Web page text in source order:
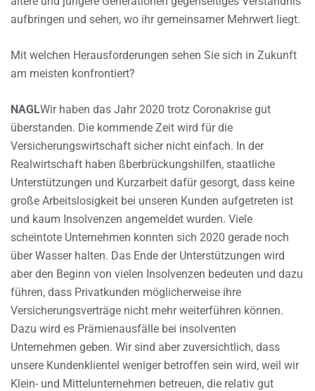
aufbringen und sehen, wo ihr gemeinsamer Mehrwert liegt.
Mit welchen Herausforderungen sehen Sie sich in Zukunft
am meisten konfrontiert?
NAGLWir haben das Jahr 2020 trotz Coronakrise gut
überstanden. Die kommende Zeit wird für die
Versicherungswirtschaft sicher nicht einfach. In der
Realwirtschaft haben ßberbrückungshilfen, staatliche
Unterstützungen und Kurzarbeit dafür gesorgt, dass keine
große Arbeitslosigkeit bei unseren Kunden aufgetreten ist
und kaum Insolvenzen angemeldet wurden. Viele
scheintote Unternehmen konnten sich 2020 gerade noch
über Wasser halten. Das Ende der Unterstützungen wird
aber den Beginn von vielen Insolvenzen bedeuten und dazu
führen, dass Privatkunden möglicherweise ihre
Versicherungsverträge nicht mehr weiterführen können.
Dazu wird es Prämienausfälle bei insolventen
Unternehmen geben. Wir sind aber zuversichtlich, dass
unsere Kundenklientel weniger betroffen sein wird, weil wir
Klein- und Mittelunternehmen betreuen, die relativ gut